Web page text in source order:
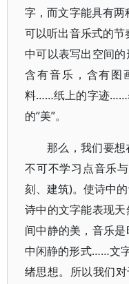
字，而文字能具有
可以听出音乐式的
中可以表写出空间
含有音乐，含有图
料……纸上的字迹……
的“美”。
那么，我们要
不可不学习点音乐
刻、建筑)。使诗中
诗中的文字能表现
间中静的美，音乐
中闲静的形式……文
绪思想。所以我们